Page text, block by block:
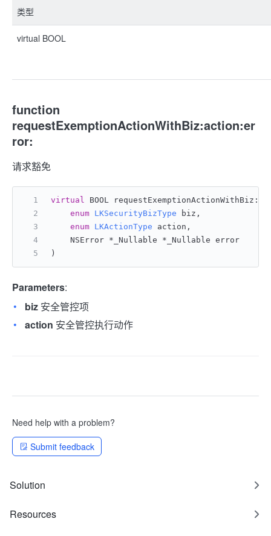
类型
virtual BOOL
function
requestExemptionActionWithBiz:action:er
ror:
请求豁免
virtual BOOL
enum LKSecurityBizType biz,
enum LKActionType action,
    NSError *_Nullable *_Nullable error
)
Parameters:
biz 安全管控项
action 安全管控执行动作
Need help with a problem?
Submit feedback
Solution
Resources